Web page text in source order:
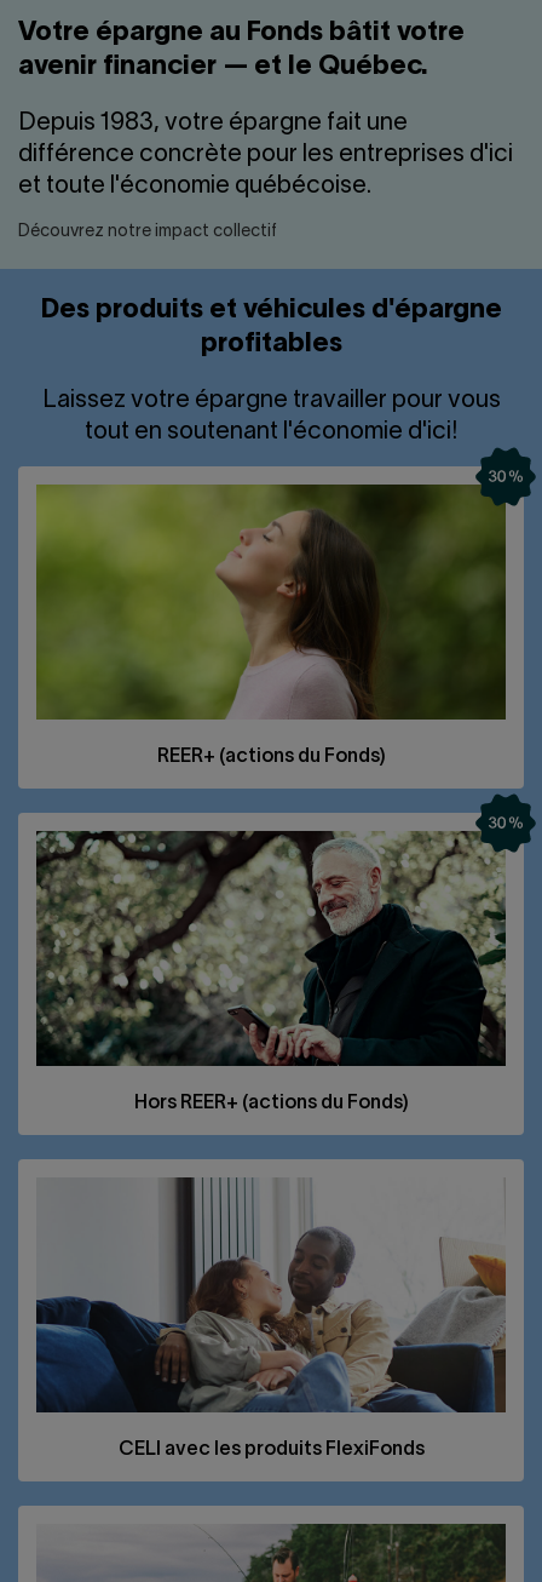
Votre épargne au Fonds bâtit votre
avenir financier — et le Québec.
Depuis 1983, votre épargne fait une
différence concrète pour les entreprises d'ici
et toute l'économie québécoise.
Découvrez notre impact collectif
Des produits et véhicules d'épargne
profitables
Laissez votre épargne travailler pour vous
tout en soutenant l'économie d'ici!
REER+ (actions du Fonds)
Hors REER+ (actions du Fonds)
CELI avec les produits FlexiFonds